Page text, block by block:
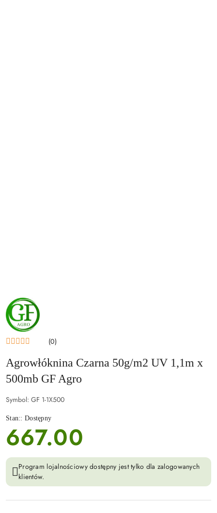
NAZWA
PRODUCENTA:
GF
AGRO
(0)
Agrowłóknina Czarna 50g/m2 UV 1,1m x
500mb GF Agro
Symbol: GF 1-1X500
Stan:: Dostępny
cena:
667.00
Program lojalnościowy dostępny jest tylko dla zalogowanych
klientów.